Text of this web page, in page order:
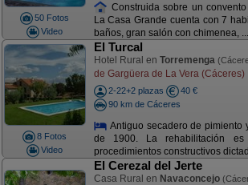
50 Fotos
Video
Construida sobre un
La Casa Grande cuenta con 7
baños, gran salón con chimenea, ...
8 Fotos
Video
El Turcal
Hotel Rural en Torremenga
de Gargüera de La Vera (Cáceres)
2-22+2 plazas
40 €
90 km de Cáceres
Antiguo secadero de pimiento
de 1900. La rehabilitación
procedimientos constructivos
El Cerezal del Jerte
Casa Rural en Navaconcejo